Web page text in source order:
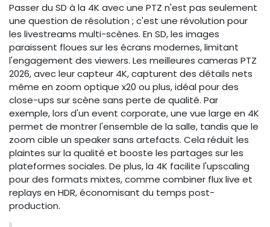
Passer du SD à la 4K avec une PTZ n'est pas seulement
une question de résolution ; c'est une révolution pour
les livestreams multi-scènes. En SD, les images
paraissent floues sur les écrans modernes, limitant
l'engagement des viewers. Les meilleures cameras PTZ
2026, avec leur capteur 4K, capturent des détails nets
même en zoom optique x20 ou plus, idéal pour des
close-ups sur scène sans perte de qualité. Par
exemple, lors d'un event corporate, une vue large en 4K
permet de montrer l'ensemble de la salle, tandis que le
zoom cible un speaker sans artefacts. Cela réduit les
plaintes sur la qualité et booste les partages sur les
plateformes sociales. De plus, la 4K facilite l'upscaling
pour des formats mixtes, comme combiner flux live et
replays en HDR, économisant du temps post-
production.